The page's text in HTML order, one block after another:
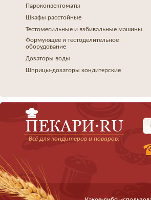
Пароконвектоматы
Шкафы расстойные
Тестомесильные и взбивальные машины
Формующее и тестоделительное
оборудование
Дозаторы воды
Шприцы-дозаторы кондитерские
Всё для кондитеров и поваров!